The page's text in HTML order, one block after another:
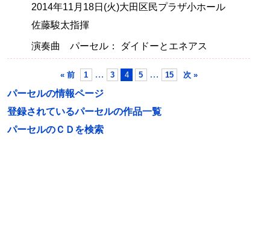
2014年11月18日(火)大田区民プラザ小ホール
佐藤駿太指揮
演奏曲 パーセル： ダイドーとエネアス
« 前 1 … 3 4 5 … 15 次 »
パーセルの情報ページ
登録されているパーセルの作品一覧
パーセルのＣＤを検索